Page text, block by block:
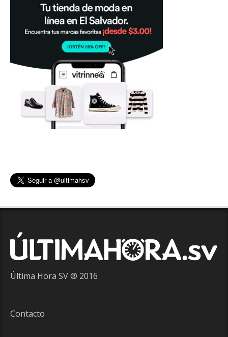
Última Hora SV ® 2016
Contacto